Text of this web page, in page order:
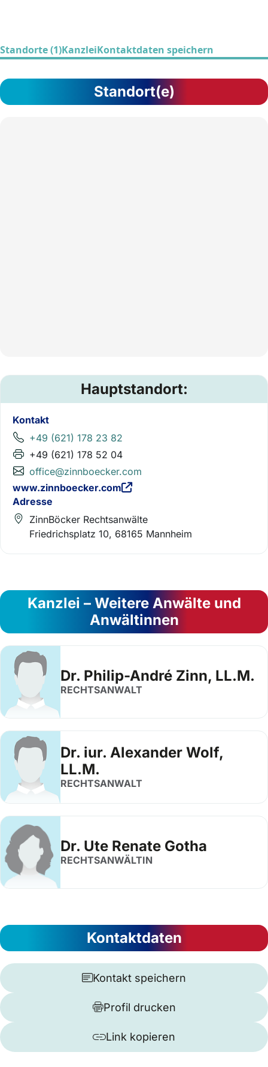
Standorte (1)KanzleiKontaktdaten speichern
Standort(e)
Hauptstandort:
Kontakt
+49 (621) 178 23 82
+49 (621) 178 52 04
office@zinnboecker.com
www.zinnboecker.com
Adresse
ZinnBöcker Rechtsanwälte
Friedrichsplatz 10, 68165 Mannheim
Kanzlei – Weitere Anwälte und
Anwältinnen
Dr. Philip-André Zinn, LL.M.
RECHTSANWALT
Dr. iur. Alexander Wolf,
LL.M.
RECHTSANWALT
Dr. Ute Renate Gotha
RECHTSANWÄLTIN
Kontaktdaten
Kontakt speichern
Profil drucken
Link kopieren